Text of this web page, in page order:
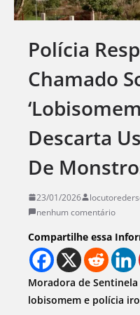
Polícia
Chamado
Descarta
De
23/01/2026
nenhum comentário
Compartilhe essa
Moradora de
lobisomem e polícia